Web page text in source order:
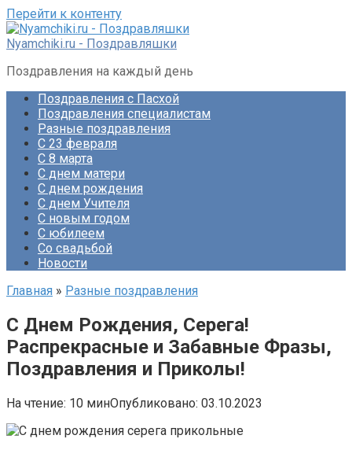
Перейти к контенту
Nyamchiki.ru - Поздравляшки
Поздравления на каждый день
Поздравления с Пасхой
Поздравления специалистам
Разные поздравления
С 23 февраля
С 8 марта
С днем матери
С днем рождения
С днем Учителя
С новым годом
С юбилеем
Со свадьбой
Новости
Главная » Разные поздравления
С Днем Рождения, Серега!
Распрекрасные и Забавные Фразы,
Поздравления и Приколы!
На чтение: 10 минОпубликовано: 03.10.2023